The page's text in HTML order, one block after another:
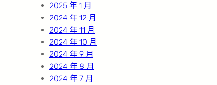
2025 年 1 月
2024 年 12 月
2024 年 11 月
2024 年 10 月
2024 年 9 月
2024 年 8 月
2024 年 7 月